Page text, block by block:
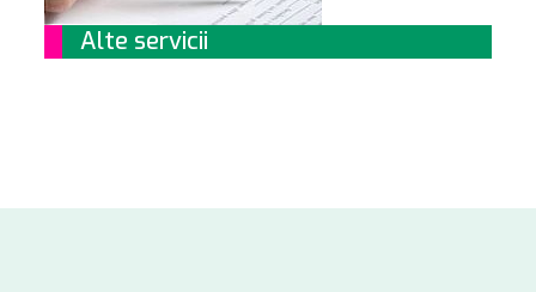
Alte servicii